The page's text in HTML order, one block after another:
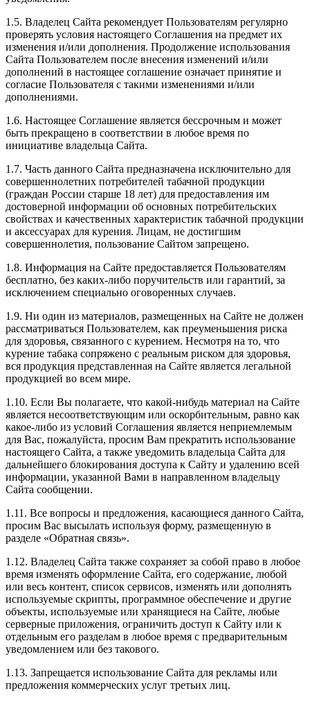
1.5. Владелец Сайта рекомендует Пользователям регулярно
проверять условия настоящего Соглашения на предмет их
изменения и/или дополнения. Продолжение использования
Сайта Пользователем после внесения изменений и/или
дополнений в настоящее соглашение означает принятие и
согласие Пользователя с такими изменениями и/или
дополнениями.
1.6. Настоящее Соглашение является бессрочным и может
быть прекращено в соответствии в любое время по
инициативе владельца Сайта.
1.7. Часть данного Сайта предназначена исключительно для
совершеннолетних потребителей табачной продукции
(граждан России старше 18 лет) для предоставления им
достоверной информации об основных потребительских
свойствах и качественных характеристик табачной продукции
и аксессуарах для курения. Лицам, не достигшим
совершеннолетия, пользование Сайтом запрещено.
1.8. Информация на Сайте предоставляется Пользователям
бесплатно, без каких-либо поручительств или гарантий, за
исключением специально оговоренных случаев.
1.9. Ни один из материалов, размещенных на Сайте не должен
рассматриваться Пользователем, как преуменьшения риска
для здоровья, связанного с курением. Несмотря на то, что
курение табака сопряжено с реальным риском для здоровья,
вся продукция представленная на Сайте является легальной
продукцией во всем мире.
1.10. Если Вы полагаете, что какой-нибудь материал на Сайте
является несоответствующим или оскорбительным, равно как
какое-либо из условий Соглашения является неприемлемым
для Вас, пожалуйста, просим Вам прекратить использование
настоящего Сайта, а также уведомить владельца Сайта для
дальнейшего блокирования доступа к Сайту и удалению всей
информации, указанной Вами в направленном владельцу
Сайта сообщении.
1.11. Все вопросы и предложения, касающиеся данного Сайта,
просим Вас высылать используя форму, размещенную в
разделе «Обратная связь».
1.12. Владелец Сайта также сохраняет за собой право в любое
время изменять оформление Сайта, его содержание, любой
или весь контент, список сервисов, изменять или дополнять
используемые скрипты, программное обеспечение и другие
объекты, используемые или хранящиеся на Сайте, любые
серверные приложения, ограничить доступ к Сайту или к
отдельным его разделам в любое время с предварительным
уведомлением или без такового.
1.13. Запрещается использование Сайта для рекламы или
предложения коммерческих услуг третьих лиц.